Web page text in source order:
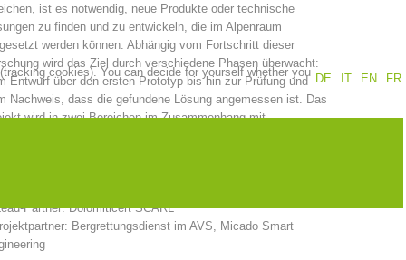
operations Contact
ist es notwendig, neue Produkte oder technische
zu finden und zu entwickeln, die im Alpenraum
werden können. Abhängig vom Fortschritt dieser
wird das Ziel durch verschiedene Phasen überwacht:
Entwurf über den ersten Prototyp bis hin zur Prüfung und
Nachweis, dass die gefundene Lösung angemessen ist. Das
wird in zwei Bereichen im Zusammenhang mit
Partner: Dolomiticert SCARL
Bergrettungsdienst im AVS, Micado Smart
DE
IT EN FR
cookies). You can decide for yourself whether you